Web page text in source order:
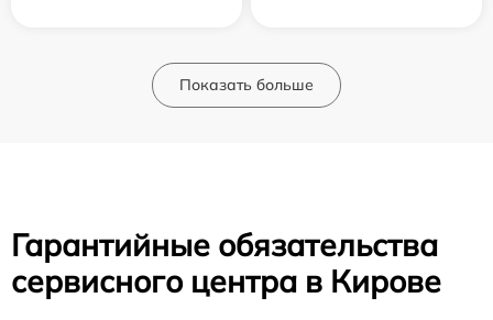
Показать больше
Гарантийные обязательства
сервисного центра в Кирове